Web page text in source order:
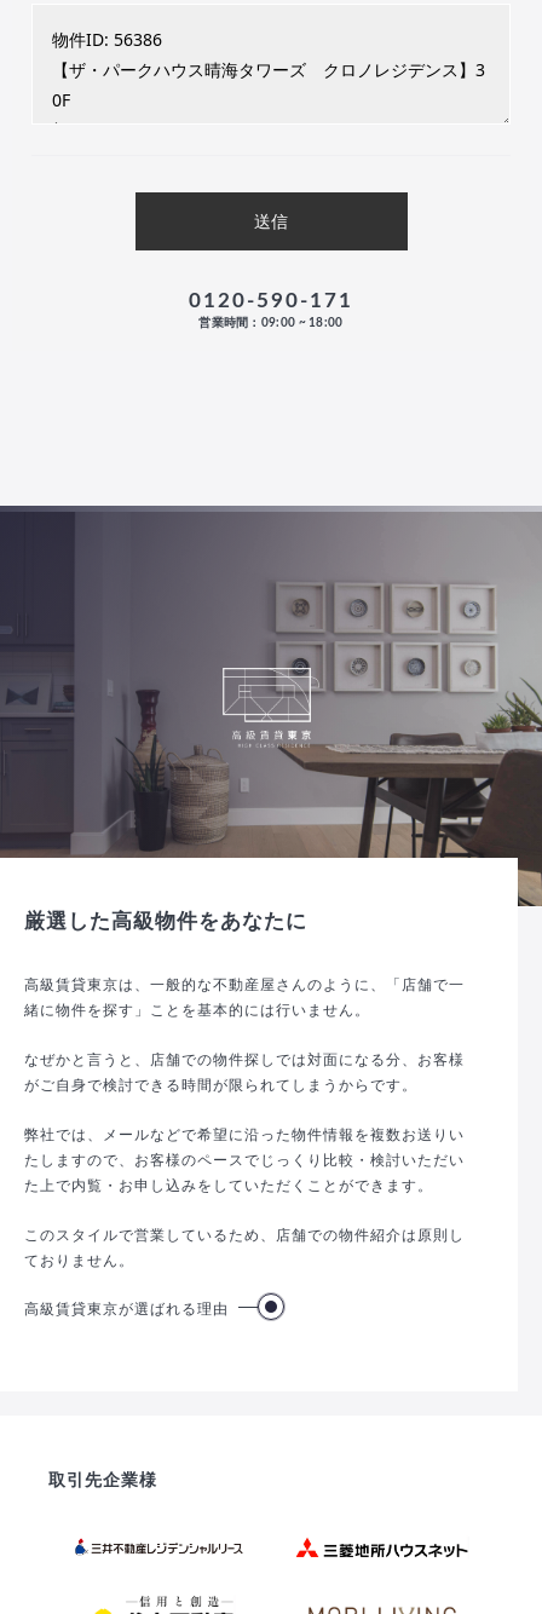
0120-590-171
営業時間：09:00 ~ 18:00
厳選した高級物件をあなたに
高級賃貸東京は、一般的な不動産屋さんのように、「店舗で一
緒に物件を探す」ことを基本的には行いません。
なぜかと言うと、店舗での物件探しでは対面になる分、お客様
がご自身で検討できる時間が限られてしまうからです。
弊社では、メールなどで希望に沿った物件情報を複数お送りい
たしますので、お客様のペースでじっくり比較・検討いただい
た上で内覧・お申し込みをしていただくことができます。
このスタイルで営業しているため、店舗での物件紹介は原則し
ておりません。
高級賃貸東京が選ばれる理由
取引先企業様